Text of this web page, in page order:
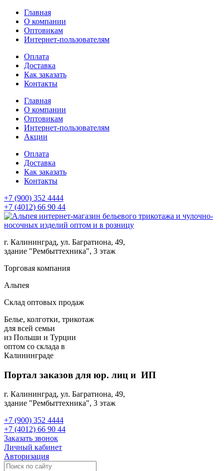
Главная
О компании
Оптовикам
Интернет-пользователям
Оплата
Доставка
Как заказать
Контакты
Главная
О компании
Оптовикам
Интернет-пользователям
Акции
Оплата
Доставка
Как заказать
Контакты
+7 (900) 352 4444
+7 (4012) 66 90 44
г. Калининград, ул. Багратиона, 49,
здание "Рембыттехника", 3 этаж
Торговая компания
Альпея
Склад оптовых продаж
Белье, колготки, трикотаж
для всей семьи
из Польши и Турции
оптом со склада в
Калининграде
Портал заказов для юр. лиц и ИП
г. Калининград, ул. Багратиона, 49,
здание "Рембыттехника", 3 этаж
+7 (900) 352 4444
+7 (4012) 66 90 44
Заказать звонок
Личный кабинет
Авторизация